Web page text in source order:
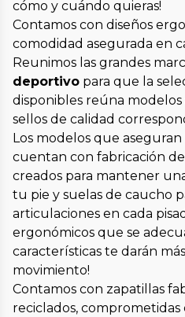
cómo y cuándo quieras!
Contamos con diseños
comodidad asegurada en
Reunimos las grandes
deportivo para que la
disponibles reúna
sellos de calidad
Los modelos que
cuentan con fabricación
creados para mantener
tu pie y suelas de caucho
articulaciones en cada
ergonómicos que se
características te darán
movimiento!
Contamos con zapatillas
reciclados,